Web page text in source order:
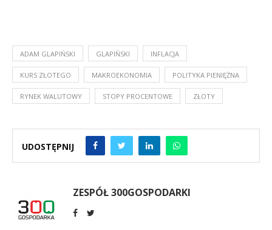
ADAM GLAPIŃSKI GLAPIŃSKI INFLACJA
KURS ZŁOTEGO MAKROEKONOMIA POLITYKA PIENIĘŻNA
RYNEK WALUTOWY STOPY PROCENTOWE ZŁOTY
UDOSTĘPNIJ
ZESPÓŁ 300GOSPODARKI